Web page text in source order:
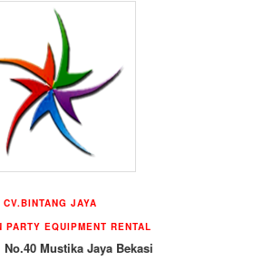
CV.BINTANG JAYA
PARTY EQUIPMENT RENTAL
Mustika Jaya Bekasi